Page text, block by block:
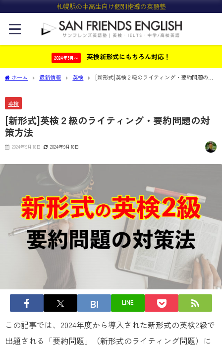
札幌駅の中高生向け個別指導の英語塾
2024年5月〜 英検新形式にもちろん対応！
ホーム 最新情報 英検
[新形式]英検２級のライティング・要約問題の対
英検
[新形式]英検２級のライティング・要約問題の対
策方法
2024年9月18日 2024年9月18日
LINE
この記事では、2024年度から導入された新形式の英検2級で
出題される「要約問題」（新形式のライティング問題）に